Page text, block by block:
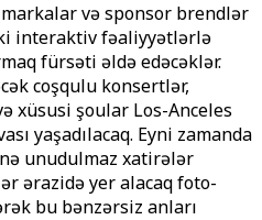
və sponsor brendlər
interaktiv fəaliyyətlərlə
fürsəti əldə edəcəklər.
coşqulu konsertlər,
xüsusi şoular Los-Anceles
yaşadılacaq. Eyni zamanda
unudulmaz xatirələr
ərazidə yer alacaq foto-
bu bənzərsiz anları